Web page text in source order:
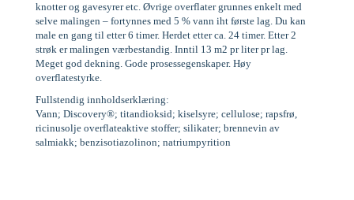
knotter og gavesyrer etc. Øvrige overflater grunnes enkelt med
selve malingen – fortynnes med 5 % vann iht første lag. Du kan
male en gang til etter 6 timer. Herdet etter ca. 24 timer. Etter 2
strøk er malingen værbestandig. Inntil 13 m2 pr liter pr lag.
Meget god dekning. Gode prosessegenskaper. Høy
overflatestyrke.
Fullstendig innholdserklæring:
Vann; Discovery®; titandioksid; kiselsyre; cellulose; rapsfrø,
ricinusolje overflateaktive stoffer; silikater; brennevin av
salmiakk; benzisotiazolinon; natriumpyrition